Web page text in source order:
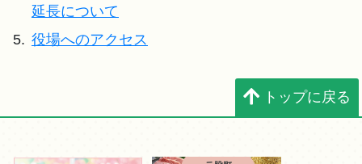
延長について
5. 役場へのアクセス
トップに戻る